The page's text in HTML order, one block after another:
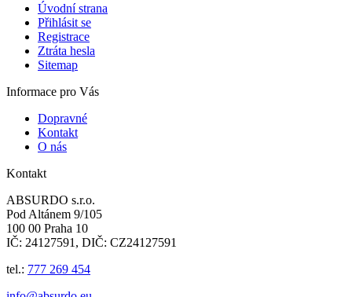
Úvodní strana
Přihlásit se
Registrace
Ztráta hesla
Sitemap
Informace pro Vás
Dopravné
Kontakt
O nás
Kontakt
ABSURDO s.r.o.
Pod Altánem 9/105
100 00 Praha 10
IČ: 24127591, DIČ: CZ24127591
tel.: 777 269 454